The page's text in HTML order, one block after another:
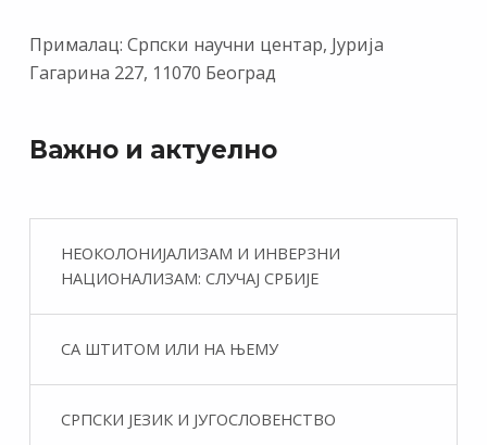
Прималац: Српски научни центар, Јурија
Гагарина 227, 11070 Београд
Важно и актуелно
НЕОКОЛОНИЈАЛИЗАМ И ИНВЕРЗНИ
НАЦИОНАЛИЗАМ: СЛУЧАЈ СРБИЈЕ
СА ШТИТОМ ИЛИ НА ЊЕМУ
СРПСКИ ЈЕЗИК И ЈУГОСЛОВЕНСТВО